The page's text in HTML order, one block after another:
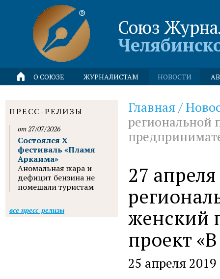
Союз
О СОЮЗЕ ЖУРНАЛИСТАМ НОВОСТИ
Главная /
27
женский
проект
25 апреля 2019
ПРЕСС-РЕЛИЗЫ
от 27/07/2026
Состоялся X
фестиваль «Пламя
Аркаима»
Аномальная жара и
дефицит бензина не
помешали туристам
все пресс-релизы